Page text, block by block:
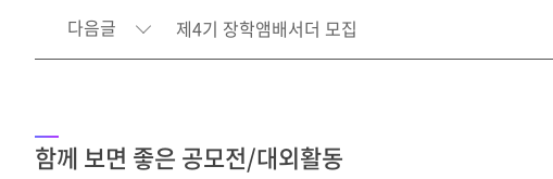
다음글 제4기 장학앰배서더 모집
함께 보면 좋은 공모전/대외활동